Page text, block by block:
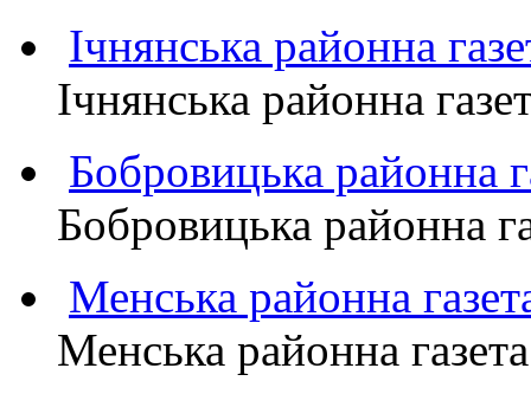
Ічнянська районна
Ічнянська районна
Бобровицька
Бобровицька
Менська районна
Менська районна